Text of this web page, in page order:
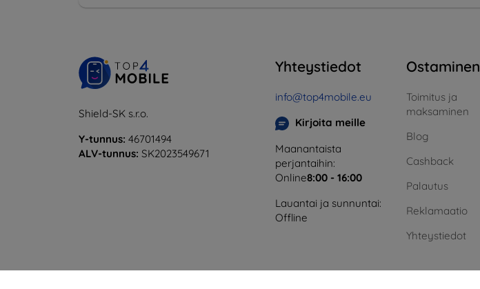
Shield-SK s.r.o.
Y-tunnus: 46701494
ALV-tunnus: SK2023549671
Yhteystiedot
info@top4mobile.eu
Kirjoita meille
Maanantaista
perjantaihin:
Online8:00 - 16:00
Lauantai ja sunnuntai:
Offline
Ostaminen
Toimitus ja
maksaminen
Blog
Cashback
Palautus
Reklamaatio
Yhteystiedot